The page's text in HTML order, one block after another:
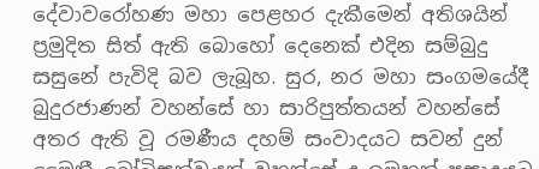
දේවාවරෝහණ මහා පෙළහර දැකීමෙන් අතිශයින්
ප්‍රමුදිත සිත් ඇති බොහෝ දෙනෙක් එදින සම්බුදු
සසුනේ පැවිදි බව ලැබූහ. සුර, නර මහා සංගමයේදී
බුදුරජාණන් වහන්සේ හා සාරිපුත්තයන් වහන්සේ
අතර ඇති වූ රමණීය දහම් සංවාදයට සවන් දුන්